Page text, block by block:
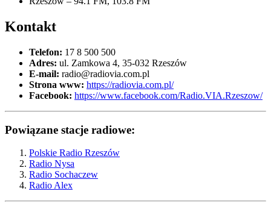
Kontakt
Telefon: 17 8 500 500
Adres: ul. Zamkowa 4, 35-032 Rzeszów
E-mail: radio@radiovia.com.pl
Strona www: https://radiovia.com.pl/
Facebook: https://www.facebook.com/Radio.VIA.Rzeszow/
Powiązane stacje radiowe:
Polskie Radio Rzeszów
Radio Nysa
Radio Sochaczew
Radio Alex